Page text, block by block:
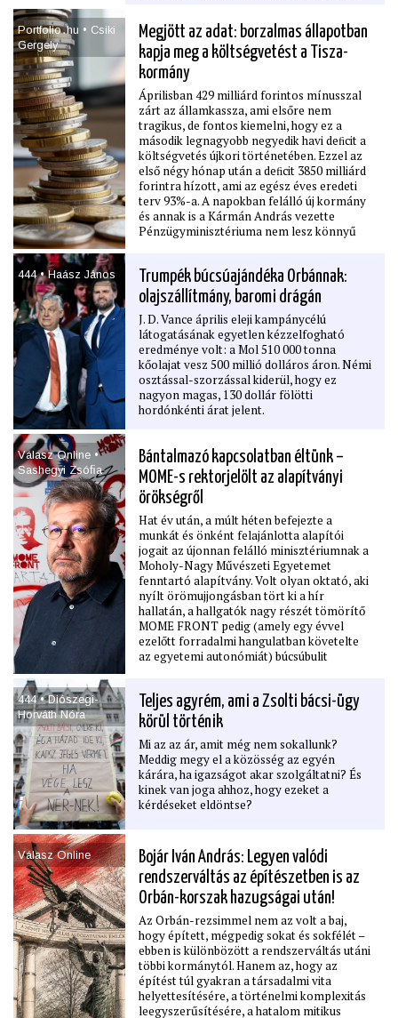
megvalósítható.
Portfolio․hu • Csiki
Gergely
Megjött az adat: borzalmas állapotban
kapja meg a költségvetést a Tisza-
kormány
Áprilisban 429 milliárd forintos mínusszal
zárt az államkassza, ami elsőre nem
tragikus, de fontos kiemelni, hogy ez a
második legnagyobb negyedik havi deﬁcit a
költségvetés újkori történetében. Ezzel az
első négy hónap után a deﬁcit 3850 milliárd
forintra hízott, ami az egész éves eredeti
terv 93%-a. A napokban felálló új kormány
és annak is a Kármán András vezette
Pénzügyminisztériuma nem lesz könnyű
kontextusba helyezve a friss adatot,
megállapíthatjuk ugyanis, hogy
gyakorlatilag soha nem volt még ilyen
rossz állapotban a büdzsé 2010 óta.
444 • Haász János
Trumpék búcsúajándéka Orbánnak:
olajszállítmány, baromi drágán
J. D. Vance április eleji kampánycélú
látogatásának egyetlen kézzelfogható
eredménye volt: a Mol 510 000 tonna
kőolajat vesz 500 millió dolláros áron. Némi
osztással-szorzással kiderül, hogy ez
nagyon magas, 130 dollár fölötti
hordónkénti árat jelent.
Válasz Online •
Sashegyi Zsóﬁa
Bántalmazó kapcsolatban éltünk –
MOME-s rektorjelölt az alapítványi
örökségről
Hat év után, a múlt héten befejezte a
munkát és önként felajánlotta alapítói
jogait az újonnan felálló minisztériumnak a
Moholy-Nagy Művészeti Egyetemet
fenntartó alapítvány. Volt olyan oktató, aki
nyílt örömujjongásban tört ki a hír
hallatán, a hallgatók nagy részét tömörítő
MOME FRONT pedig (amely egy évvel
ezelőtt forradalmi hangulatban követelte
az egyetemi autonómiát) búcsúbulit
nyilvános vitáját, ahol a jelenlegi,
megbízott rektor, Kovács Csaba és a
korábban megválasztott, ám a kuratórium
által soha fel nem terjesztett Vargha Balázs
csap majd össze. Utóbbit arról kérdeztük,
milyen lelkiállapotban hagyta maga
mögött az alapítványosított egyetem
polgárságát a fenntartó, és milyen égető
444 • Diószegi-
Horváth Nóra
Teljes agyrém, ami a Zsolti bácsi-ügy
körül történik
Mi az az ár, amit még nem sokallunk?
Meddig megy el a közösség az egyén
kárára, ha igazságot akar szolgáltatni? És
kinek van joga ahhoz, hogy ezeket a
kérdéseket eldöntse?
Válasz Online
Bojár Iván András: Legyen valódi
rendszerváltás az építészetben is az
Orbán-korszak hazugságai után!
Az Orbán-rezsimmel nem az volt a baj,
hogy épített, mégpedig sokat és sokfélét –
ebben is különbözött a rendszerváltás utáni
többi kormánytól. Hanem az, hogy az
építést túl gyakran a társadalmi vita
helyettesítésére, a történelmi komplexitás
leegyszerűsítésére, a hatalom mitikus